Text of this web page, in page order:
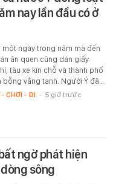
nay lần đầu có ở
một ngày trong năm mà đến
ăn quen cũng dán giấy
tàu xe kín chỗ và thành phố
bỗng vắng tanh. Người Ý đã…
- CHƠI - ĐI - 5 giờ trước
ngờ phát hiện
sông